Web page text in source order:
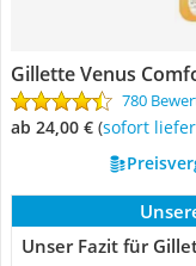
Gillette Venus
780
ab 24,00 € ( Sofort
Unser Fazit für